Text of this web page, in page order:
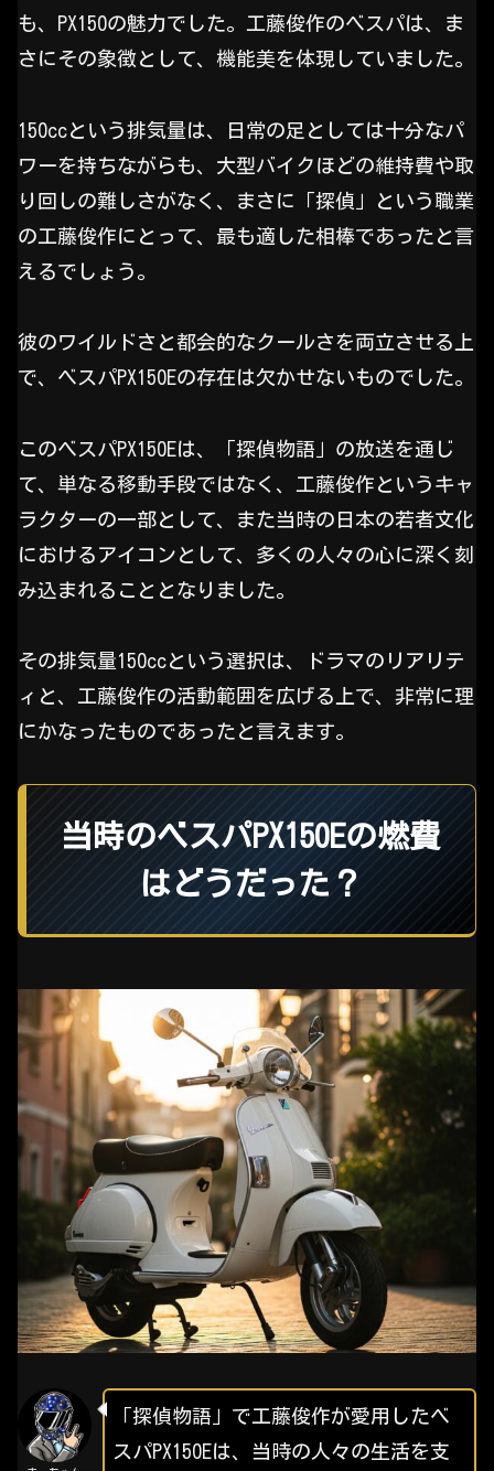
も、PX150の魅力でした。工藤俊作のベスパは、ま
さにその象徴として、機能美を体現していました。
150ccという排気量は、日常の足としては十分なパ
ワーを持ちながらも、大型バイクほどの維持費や取
り回しの難しさがなく、まさに「探偵」という職業
の工藤俊作にとって、最も適した相棒であったと言
えるでしょう。
彼のワイルドさと都会的なクールさを両立させる上
で、ベスパPX150Eの存在は欠かせないものでした。
このベスパPX150Eは、「探偵物語」の放送を通じ
て、単なる移動手段ではなく、工藤俊作というキャ
ラクターの一部として、また当時の日本の若者文化
におけるアイコンとして、多くの人々の心に深く刻
み込まれることとなりました。
その排気量150ccという選択は、ドラマのリアリテ
ィと、工藤俊作の活動範囲を広げる上で、非常に理
にかなったものであったと言えます。
当時のベスパPX150Eの燃費
はどうだった？
「探偵物語」で工藤俊作が愛用したベ
スパPX150Eは、当時の人々の生活を支